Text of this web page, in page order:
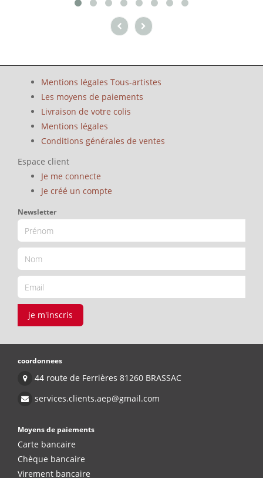
Mentions légales Tous-artistes
Les moyens de paiements
Livraison de votre colis
Mentions légales
Conditions générales de ventes
Espace client
Je me connecte
Je créé un compte
Newsletter
je m'inscris
coordonnees
44 route de Ferrières 81260 BRASSAC
services.clients.aep@gmail.com
Moyens de paiements
Carte bancaire
Chèque bancaire
Virement bancaire